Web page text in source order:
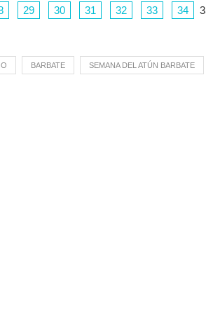
29 30 31 32 33 34
BARBATE SEMANA DEL ATÚN BARBATE